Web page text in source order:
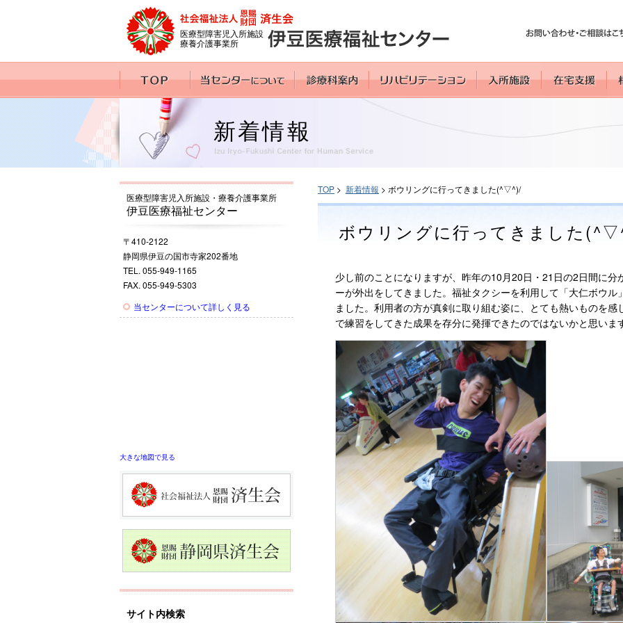
医療型障害児入所施設
療養介護事業所
新着情報
医療型障害児入所施設・療養介護事業所
伊豆医療福祉センター
〒410-2122
静岡県伊豆の国市寺家202番地
TEL. 055-949-1165
FAX. 055-949-5303
当センターについて詳しく見る
大きな地図で見る
サイト内検索
TOP > 新着情報 > ボウリングに行ってきました(^▽^)/
ボウリングに行ってきました
少し前のことになりますが、昨年の10月20日・21日の2日間に
ーが外出をしてきました。福祉タクシーを利用して「大仁ボウ
ました。利用者の方が真剣に取り組む姿に、とても熱いものを
で練習をしてきた成果を存分に発揮できたのではないかと思いま